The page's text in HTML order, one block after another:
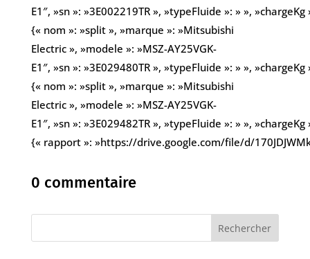
E1″, »sn »: »3E002219TR », »typeFluide »: » », »chargeKg
{« nom »: »split », »marque »: »Mitsubishi
Electric », »modele »: »MSZ-AY25VGK-
E1″, »sn »: »3E029480TR », »typeFluide »: » », »chargeKg
{« nom »: »split », »marque »: »Mitsubishi
Electric », »modele »: »MSZ-AY25VGK-
E1″, »sn »: »3E029482TR », »typeFluide »: » »,
{« rapport »: »https://drive.google.com/file/d/
0 commentaire
Rechercher